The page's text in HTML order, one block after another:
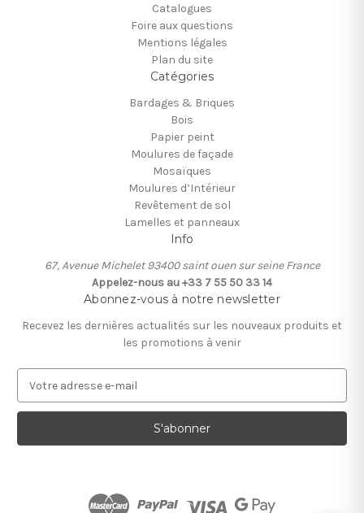
Catalogues
Foire aux questions
Mentions légales
Plan du site
Catégories
Bardages & Briques
Bois
Papier peint
Moulures de façade
Mosaïques
Moulures d’Intérieur
Revêtement de sol
Lamelles et panneaux
Info
67, Avenue Michelet 93400 saint ouen sur seine France
Appelez-nous au +33 7 55 50 33 14
Abonnez-vous à notre newsletter
Recevez les dernières actualités sur les nouveaux produits et
les promotions à venir
r
s